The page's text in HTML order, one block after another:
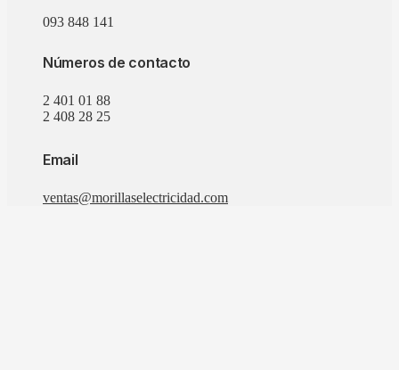
093 848 141
Números de contacto
2 401 01 88
2 408 28 25
Email
ventas@morillaselectricidad.com